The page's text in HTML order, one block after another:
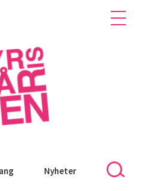
Nyheter